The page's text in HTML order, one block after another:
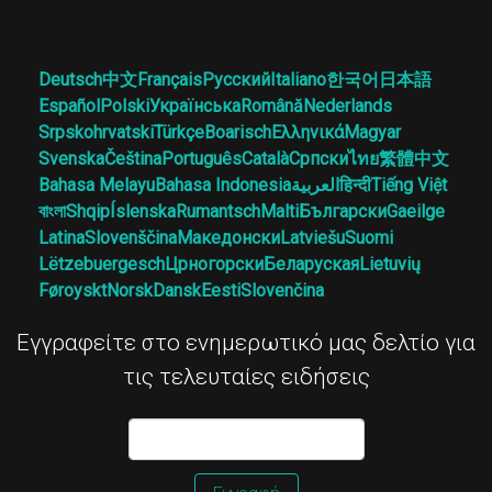
Deutsch中文FrançaisРусскийItaliano한국어 日本語
EspañolPolskiУкраїнськаRomânăNederlands
SrpskohrvatskiTürkçeBoarischΕλληνικάMagyar
SvenskaČeštinaPortuguêsCatalàСрпскиไทย繁體中文
Bahasa MelayuBahasa Indonesiaالعربيةहिन्दीTiếng Việt
বাংলাShqipÍslenskaRumantschMaltiБългарскиGaeilge
LatinaSlovenščinaМакедонскиLatviešuSuomi
LëtzebuergeschЦрногорскиБеларускаяLietuvių
FøroysktNorskDanskEestiSlovenčina
Εγγραφείτε στο ενημερωτικό μας δελτίο για
τις τελευταίες ειδήσεις